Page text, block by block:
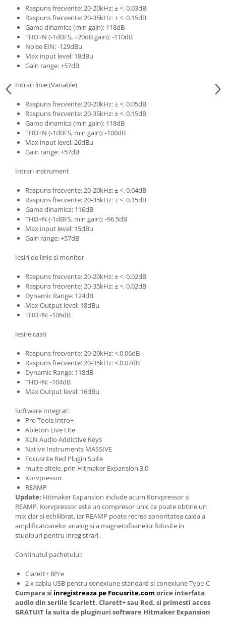
Ecrane LED
Efecte de lumini
Lasere
Masini de fum si ceata
Mixere DMX
Par Led si Pinspot
Proiectoare
Scene şi Ring-uri de Dans
Stative si schela lumini
Instrumente Muzicale
Claviaturi
Instrumente cu arcus
Instrumente de percutie
Instrumente de suflat
Instrumente si jucarii pentru copii
Instrumente traditionale
Accesorii DJ
Accesorii Pick-up si Vinyl
Case-uri DJ
CD Playere DJ
Console DJ
Genti pentru DJ
Mixere DJ
Platane DJ
Stative si pupitre DJ
Cabluri si conectori
Cabluri adaptoare, cabluri Y
Cabluri audio
Cabluri de boxe
Cabluri de instrumente
Cabluri de microfon
Cabluri DMX
Cabluri la metru
Cabluri MIDI si audio digitale
Conectori
Standuri stative si pupitre
Accesorii stative
Stative de mixer
Stative de partituri
Raspuns frecvente: 20-20kHz: ± <. 0.03dB
Raspuns frecvente: 20-35kHz: ± <. 0.15dB
Gama dinamica (min gain): 118dB
THD+N (-1dBFS, +20dB gain): -110dB
Noise EIN: -129dBu
Max input level: 18dBu
Gain range: +57dB
Intrari linie (Variable)
Raspuns frecvente: 20-20kHz: ± <. 0.05dB
Raspuns frecvente: 20-35kHz: ± <. 0.15dB
Gama dinamica (min gain): 118dB
THD+N (-1dBFS, min gain): -100dB
Max input level: 26dBu
Gain range: +57dB
Intrari instrument
Raspuns frecvente: 20-20kHz: ± <. 0.04dB
Raspuns frecvente: 20-35kHz: ± <. 0.15dB
Gama dinamica: 116dB
THD+N (-1dBFS, min gain): -96.5dB
Max input level: 15dBu
Gain range: +57dB
Iesiri de linie si monitor
Raspuns frecvente: 20-20kHz: ± <. 0.02dB
Raspuns frecvente: 20-35kHz: ± <. 0.02dB
Dynamic Range: 124dB
Max Output level: 18dBu
THD+N: -106dB
Iesire casti
Raspuns frecvente: 20-20kHz: <.0.06dB
Raspuns frecvente: 20-35kHz: <.0.07dB
Dynamic Range: 118dB
THD+N: -104dB
Max Output level: 16dBu
Software Integrat:
Pro Tools Intro+
Ableton Live Lite
XLN Audio Addictive Keys
Native Instruments MASSIVE
Focusrite Red Plugin Suite
multe altele, prin Hitmaker Expansion 3.0
Korvpressor
REAMP
Update: Hitmaker Expansion include acum Korvpressor si
REAMP. Korvpressor este un compresor unic ce poate obtine un
mix clar si echilibrat, iar REAMP poate recrea sonoritatea calda a
amplificatoarelor analog si a magnetofoanelor folosite in
studiouri pentru inregistrari.
Continutul pachetului:
Clarett+ 8Pre
2 x cablu USB pentru conexiune standard si conexiune Type-C
Cumpara si inregistreaza pe Focusrite.com orice interfata
audio din seriile Scarlett, Clarett+ sau Red, si primesti acces
GRATUIT la suita de pluginuri software Hitmaker Expansion